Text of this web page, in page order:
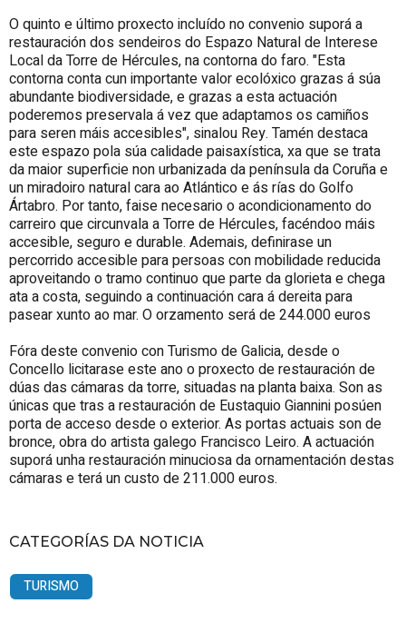
O quinto e último proxecto incluído no convenio suporá a
restauración dos sendeiros do Espazo Natural de Interese
Local da Torre de Hércules, na contorna do faro. "Esta
contorna conta cun importante valor ecolóxico grazas á súa
abundante biodiversidade, e grazas a esta actuación
poderemos preservala á vez que adaptamos os camiños
para seren máis accesibles", sinalou Rey. Tamén destaca
este espazo pola súa calidade paisaxística, xa que se trata
da maior superficie non urbanizada da península da Coruña e
un miradoiro natural cara ao Atlántico e ás rías do Golfo
Ártabro. Por tanto, faise necesario o acondicionamento do
carreiro que circunvala a Torre de Hércules, facéndoo máis
accesible, seguro e durable. Ademais, definirase un
percorrido accesible para persoas con mobilidade reducida
aproveitando o tramo continuo que parte da glorieta e chega
ata a costa, seguindo a continuación cara á dereita para
pasear xunto ao mar. O orzamento será de 244.000 euros
Fóra deste convenio con Turismo de Galicia, desde o
Concello licitarase este ano o proxecto de restauración de
dúas das cámaras da torre, situadas na planta baixa. Son as
únicas que tras a restauración de Eustaquio Giannini posúen
porta de acceso desde o exterior. As portas actuais son de
bronce, obra do artista galego Francisco Leiro. A actuación
suporá unha restauración minuciosa da ornamentación destas
cámaras e terá un custo de 211.000 euros.
CATEGORÍAS DA NOTICIA
TURISMO